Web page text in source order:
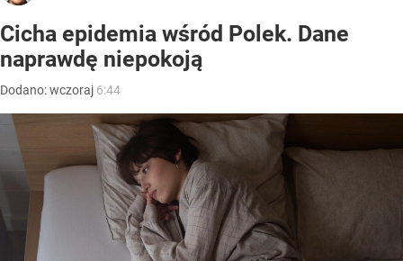
Cicha epidemia wśród Polek. Dane
naprawdę niepokoją
Dodano:wczoraj 6:44